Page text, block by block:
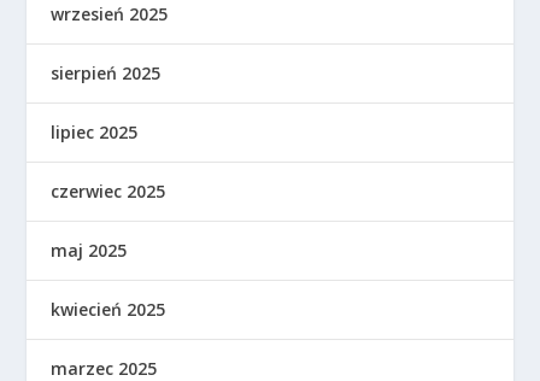
wrzesień 2025
sierpień 2025
lipiec 2025
czerwiec 2025
maj 2025
kwiecień 2025
marzec 2025